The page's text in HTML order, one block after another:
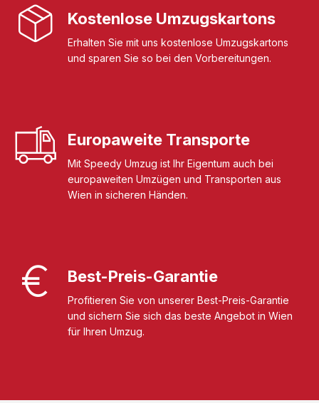
Kostenlose Umzugskartons
Erhalten Sie mit uns kostenlose Umzugskartons
und sparen Sie so bei den Vorbereitungen.
Europaweite Transporte
Mit Speedy Umzug ist Ihr Eigentum auch bei
europaweiten Umzügen und Transporten aus
Wien in sicheren Händen.
Best-Preis-Garantie
Profitieren Sie von unserer Best-Preis-Garantie
und sichern Sie sich das beste Angebot in Wien
für Ihren Umzug.